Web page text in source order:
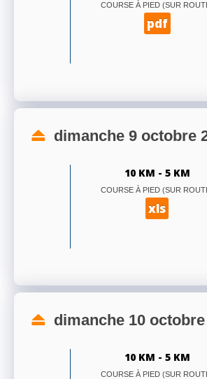
COURSE À PIED (SUR
pdf
dimanche 9 octobre
10 KM - 5 KM
COURSE À PIED (SUR
xls
dimanche 10 octobre
10 KM - 5 KM
COURSE À PIED (SUR